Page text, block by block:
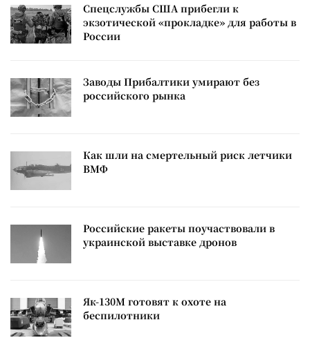
Спецслужбы США прибегли к
экзотической «прокладке» для работы в
России
Заводы Прибалтики умирают без
российского рынка
Как шли на смертельный риск летчики
ВМФ
Российские ракеты поучаствовали в
украинской выставке дронов
Як-130М готовят к охоте на
беспилотники